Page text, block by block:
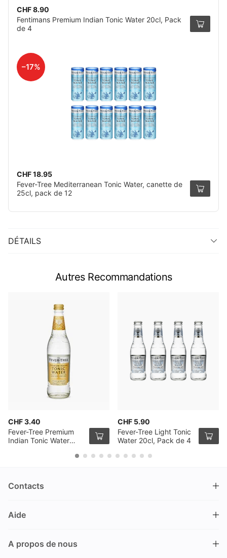
CHF 8.90
Fentimans Premium Indian Tonic Water 20cl, Pack
de 4
–17%
CHF 18.95
Fever-Tree Mediterranean Tonic Water, canette de
25cl, pack de 12
DÉTAILS
Autres Recommandations
CHF 3.40
Fever-Tree Premium
Indian Tonic Water
CHF 5.90
Fever-Tree Light Tonic
Water 20cl, Pack de 4
Contacts
Nüschelerstrasse 35
Suisse
Aide
Processus de commande
A propos de nous